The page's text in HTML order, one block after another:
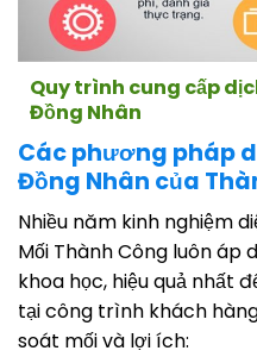
Quy trình cung cấp
Đồng Nhân
Các phương pháp
Đồng Nhân của
Nhiều năm kinh nghiệm
Mối Thành Công luôn
khoa học, hiệu quả nhất
tại công trình khách
soát mối và lợi ích: